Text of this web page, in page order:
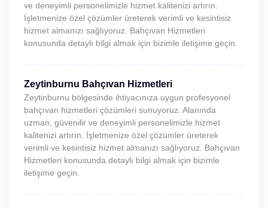
ve deneyimli personelimizle hizmet kalitenizi artırın.
İşletmenize özel çözümler üreterek verimli ve kesintisiz
hizmet almanızı sağlıyoruz. Bahçıvan Hizmetleri
konusunda detaylı bilgi almak için bizimle iletişime geçin.
Zeytinburnu Bahçıvan Hizmetleri
Zeytinburnu bölgesinde ihtiyacınıza uygun profesyonel
bahçıvan hizmetleri çözümleri sunuyoruz. Alanında
uzman, güvenilir ve deneyimli personelimizle hizmet
kalitenizi artırın. İşletmenize özel çözümler üreterek
verimli ve kesintisiz hizmet almanızı sağlıyoruz. Bahçıvan
Hizmetleri konusunda detaylı bilgi almak için bizimle
iletişime geçin.